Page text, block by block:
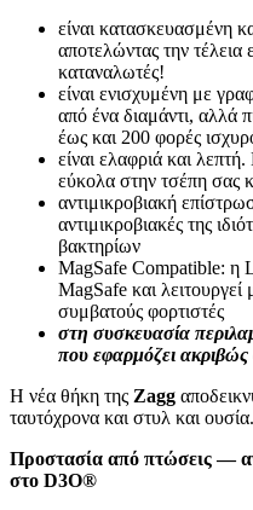
είναι κατασκευασμένη
αποτελώντας την τέλεια
καταναλωτές!
είναι ενισχυμένη με
από ένα διαμάντι, αλλά
έως και 200 ​​φορές
είναι ελαφριά και
εύκολα στην τσέπη σας
αντιμικροβιακή
αντιμικροβιακές της
βακτηρίων
MagSafe Compatible: η
MagSafe και
συμβατούς φορτιστές
στη συσκευασία
που εφαρμόζει
Η νέα θήκη της Zagg
ταυτόχρονα και στυλ και ουσία.
Προστασία από πτώσεις —
στο D3O®